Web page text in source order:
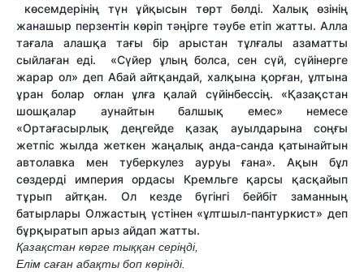
көсемдерінің түн ұйқысын төрт бөлді. Халық өзінің
жанашыр перзентін көріп тәңірге тәубе етіп жатты. Алла
тағала алашқа тағы бір арыстан тұлғалы азаматты
сыйлаған еді. «Сүйер ұлың болса, сен сүй, сүйінерге
жарар ол» деп Абай айтқандай, халқына қорған, ұлтына
ұран болар оғлан ұлға қалай сүйінбессің. «Қазақстан
шошқалар аунайтын балшық емес» немесе
«Ортағасырлық деңгейде қазақ ауылдарына соңғы
жетпіс жылда жеткен жаңалық анда-санда қатынайтын
автолавка мен туберкулез ауруы ғана». Ақын бұл
сөздерді империя ордасы Кремльге қарсы қасқайып
тұрып айтқан. Ол кезде бүгінгі бейбіт заманның
батырлары Олжастың үстінен «ұлтшыл-пантуркист» деп
бұрқыратып арыз айдап жатты.
Қазақстан көрге тыққан серіңді,
Елім саған абақты боп көрінді.